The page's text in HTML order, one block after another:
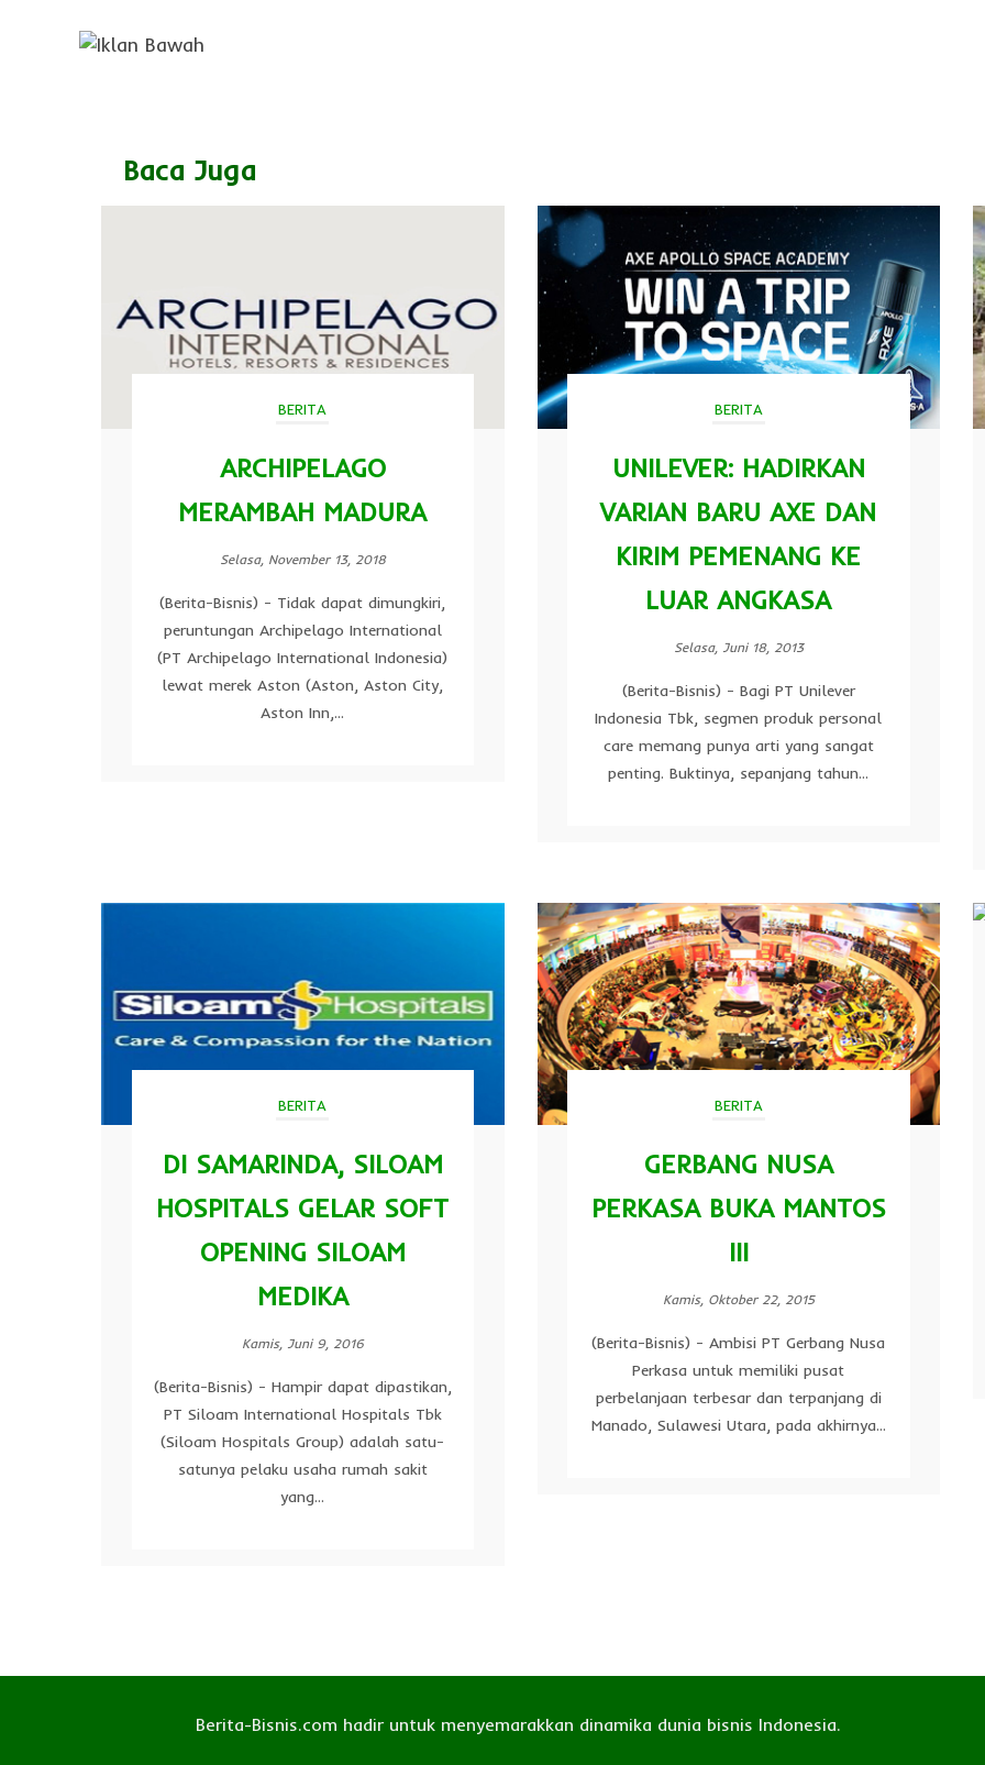
Baca Juga
BERITA
ARCHIPELAGO
MERAMBAH MADURA
Selasa, November 13, 2018
(Berita-Bisnis) - Tidak dapat dimungkiri,
peruntungan Archipelago International
(PT Archipelago International Indonesia)
lewat merek Aston (Aston, Aston City,
Aston Inn,...
BERITA
UNILEVER: HADIRKAN
VARIAN BARU AXE DAN
KIRIM PEMENANG KE
LUAR ANGKASA
Selasa, Juni 18, 2013
(Berita-Bisnis) - Bagi PT Unilever
Indonesia Tbk, segmen produk personal
care memang punya arti yang sangat
penting. Buktinya, sepanjang tahun...
BERITA
DI SAMARINDA, SILOAM
HOSPITALS GELAR SOFT
OPENING SILOAM
MEDIKA
Kamis, Juni 9, 2016
(Berita-Bisnis) - Hampir dapat dipastikan,
PT Siloam International Hospitals Tbk
(Siloam Hospitals Group) adalah satu-
satunya pelaku usaha rumah sakit
yang...
BERITA
GERBANG NUSA
PERKASA BUKA MANTOS
III
Kamis, Oktober 22, 2015
(Berita-Bisnis) - Ambisi PT Gerbang Nusa
Perkasa untuk memiliki pusat
perbelanjaan terbesar dan terpanjang di
Manado, Sulawesi Utara, pada akhirnya...
Berita-Bisnis.com hadir untuk menyemarakkan dinamika dunia bisnis Indonesia.